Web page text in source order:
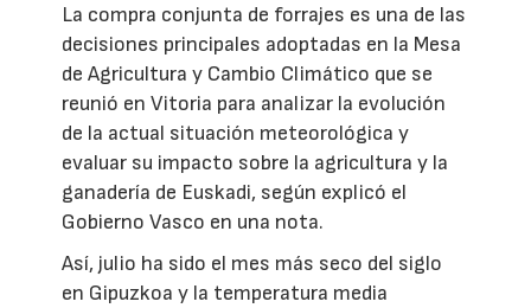
La compra conjunta de forrajes es una de las
decisiones principales adoptadas en la Mesa
de Agricultura y Cambio Climático que se
reunió en Vitoria para analizar la evolución
de la actual situación meteorológica y
evaluar su impacto sobre la agricultura y la
ganadería de Euskadi, según explicó el
Gobierno Vasco en una nota.
Así, julio ha sido el mes más seco del siglo
en Gipuzkoa y la temperatura media